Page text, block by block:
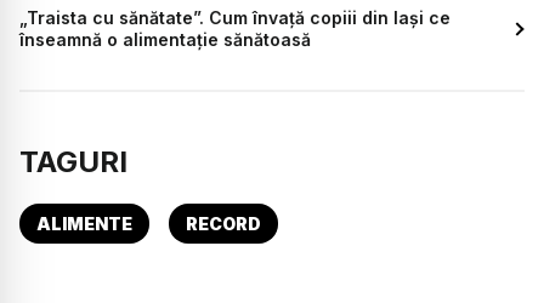
„Traista cu sănătate”. Cum învață copiii din Iași ce
înseamnă o alimentație sănătoasă
TAGURI
ALIMENTE RECORD